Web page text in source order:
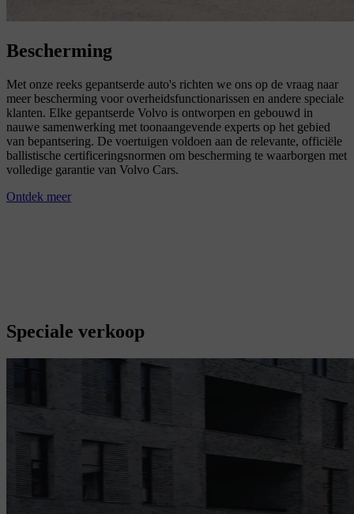
Bescherming
Met onze reeks gepantserde auto's richten we ons op de vraag naar
meer bescherming voor overheidsfunctionarissen en andere speciale
klanten. Elke gepantserde Volvo is ontworpen en gebouwd in
nauwe samenwerking met toonaangevende experts op het gebied
van bepantsering. De voertuigen voldoen aan de relevante, officiële
ballistische certificeringsnormen om bescherming te waarborgen met
volledige garantie van Volvo Cars.
Ontdek meer
Speciale verkoop